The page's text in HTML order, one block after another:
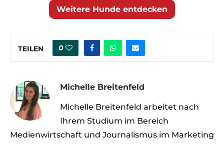
Weitere Hunde entdecken
TEILEN 0
Michelle Breitenfeld
Michelle Breitenfeld arbeitet nach
Ihrem Studium im Bereich
Medienwirtschaft und Journalismus im Marketing